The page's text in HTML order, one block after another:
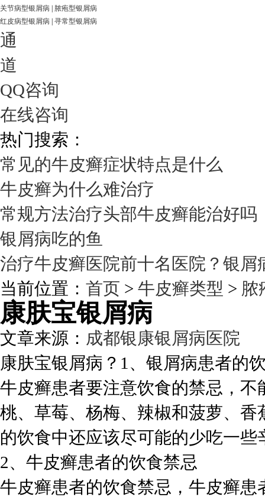
关节病型银屑病
脓疱型银屑病
红皮病型银屑病 寻常型银屑病
通
道
QQ咨询
在线咨询
热门搜索：
常见的牛皮癣症状特点是什么
牛皮癣为什么难治疗
常规方法治疗头部牛皮癣能治好吗
银屑病吃的鱼
治疗牛皮癣医院前十名医院？银屑
当前位置： 首页 > 牛皮癣类型 > 脓
康肤宝银屑病
文章来源： 成都银康银屑病医院
康肤宝银屑病？1、银屑病患者的
牛皮癣患者要注意饮食的禁忌，
桃、草莓、杨梅、辣椒和菠萝、
的饮食中还应该尽可能的少吃一
2、牛皮癣患者的饮食禁忌
牛皮癣患者的饮食禁忌，牛皮癣